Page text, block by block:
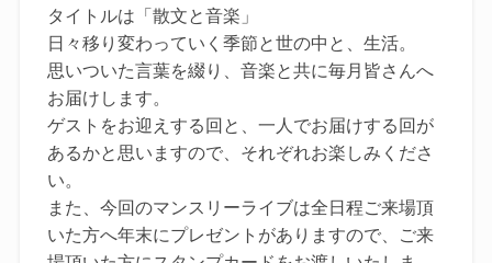
タイトルは「散文と音楽」
日々移り変わっていく季節と世の中と、生活。
思いついた言葉を綴り、音楽と共に毎月皆さんへ
お届けします。
ゲストをお迎えする回と、一人でお届けする回が
あるかと思いますので、それぞれお楽しみくださ
い。
また、今回のマンスリーライブは全日程ご来場頂
いた方へ年末にプレゼントがありますので、ご来